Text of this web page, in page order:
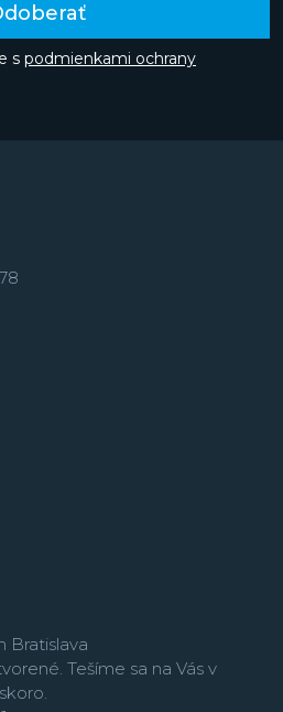
sveta v klasickom lyžovaní v
alebo hrdým partnerom
Formule 1. Objavte
dizajne alebo
s podmienkami ochrany
Bratislava
Tešíme sa na Vás v